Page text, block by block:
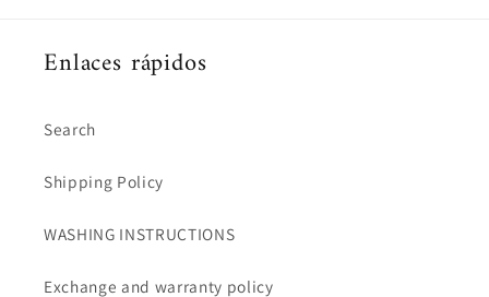
Enlaces rápidos
Search
Shipping Policy
WASHING INSTRUCTIONS
Exchange and warranty policy